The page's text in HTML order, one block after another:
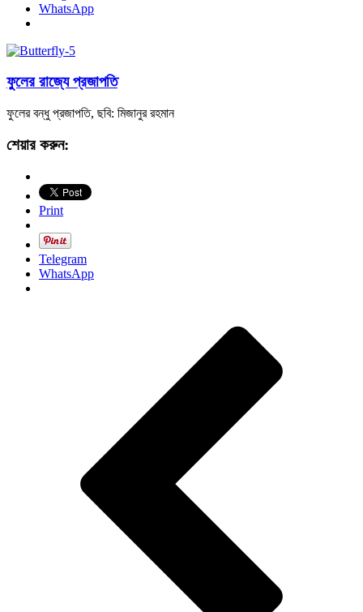
WhatsApp
ফুলের রাজ্যে প্রজাপতি
ফুলের বন্ধু প্রজাপতি, ছবি: মিজানুর রহমান
শেয়ার করুন:
Print
Telegram
WhatsApp